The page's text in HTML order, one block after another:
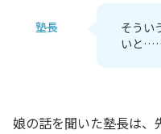
塾長
そうい
いと
娘の話を聞いた塾長は